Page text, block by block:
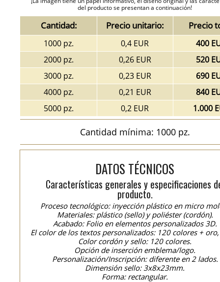
del producto se presentan a continuación!
Cantidad: Precio unitario: Precio
1000 pz. 0,4 EUR
400
2000 pz.
0,26 EUR
520
3000 pz.
0,23 EUR
690
4000 pz.
0,21 EUR
840
5000 pz.
0,2 EUR 1.000
Cantidad mínima: 1000 pz.
DATOS TÉCNICOS
Características generales y especificaciones
producto.
Proceso tecnológico: inyección plástico en micro
Materiales: plástico (sello) y poliéster (cordón).
Acabado: Folio en elementos personalizados 3D.
El color de los textos personalizados: 120 colores +
Color cordón y sello: 120 colores.
Opción de inserción emblema/logo.
Personalización/Inscripción: diferente en 2 lados.
Dimensión sello: 3x8x23mm.
Forma: rectangular.